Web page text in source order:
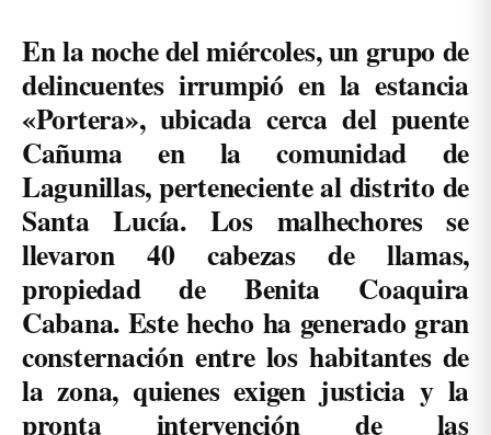
En la noche del miércoles, un grupo de
delincuentes irrumpió en la estancia
«Portera», ubicada cerca del puente
Cañuma en la comunidad de
Lagunillas, perteneciente al distrito de
Santa Lucía. Los malhechores se
llevaron 40 cabezas de llamas,
propiedad de Benita Coaquira
Cabana. Este hecho ha generado gran
consternación entre los habitantes de
la zona, quienes exigen justicia y la
pronta intervención de las